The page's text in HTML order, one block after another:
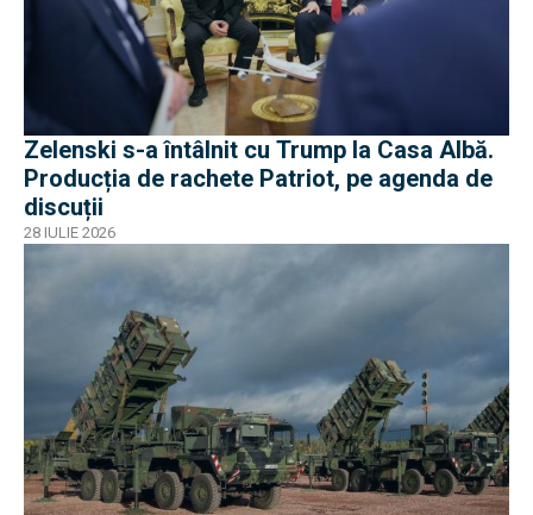
Zelenski s-a întâlnit cu Trump la Casa Albă.
Producția de rachete Patriot, pe agenda de
discuții
28 IULIE 2026